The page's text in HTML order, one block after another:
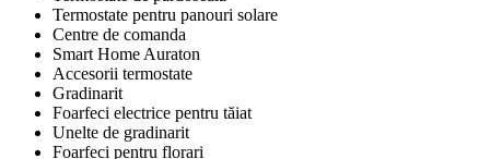
Termostate pentru panouri solare
Centre de comanda
Smart Home Auraton
Accesorii termostate
Gradinarit
Foarfeci electrice pentru tăiat
Unelte de gradinarit
Foarfeci pentru florari